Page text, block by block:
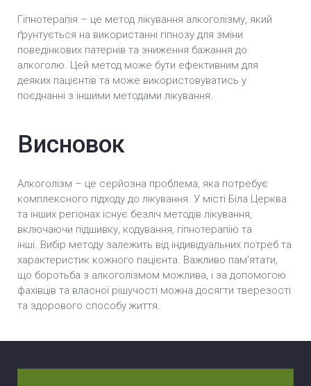
Гіпнотерапія – це метод лікування алкоголізму, який
ґрунтується на використанні гіпнозу для зміни
поведінкових патернів та зниження бажання до
алкоголю. Цей метод може бути ефективним для
деяких пацієнтів та може використовуватись у
поєднанні з іншими методами лікування.
Висновок
Алкоголізм – це серйозна проблема, яка потребує
комплексного підходу до лікування. У місті Біла Церква
та інших регіонах існує безліч методів лікування,
включаючи підшивку, кодування, гіпнотерапію та
інші. Вибір методу залежить від індивідуальних потреб та
характеристик кожного пацієнта. Важливо пам’ятати,
що боротьба з алкоголізмом можлива, і за допомогою
фахівців та власної рішучості можна досягти тверезості
та здорового способу життя.